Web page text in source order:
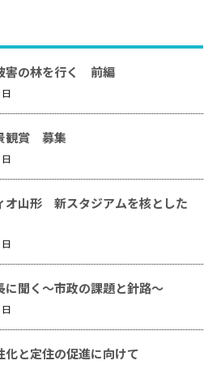
害の林を行く 前編
観賞 募集
山形 新スタジアムを核とした
聞く～市政の課題と針路～
と定住の促進に向けて